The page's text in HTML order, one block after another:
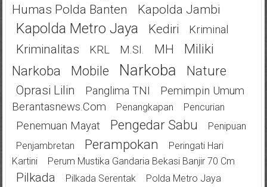
Humas Polda Banten
Kapolda Jambi
Kapolda Metro Jaya Kediri Kriminal
Kriminalitas KRL M.SI. MH
Miliki
Narkoba
Mobile Narkoba Nature
Oprasi Lilin Panglima TNI
Pemimpin Umum
Berantasnews.com
Penangkapan Pencurian
Penemuan Mayat Pengedar Sabu
Penipuan
Penjambretan
Perampokan
Peringati Hari
Kartini
Perum Mustika Gandaria Bekasi Banjir 70 Cm
Pilkada Pilkada Serentak Polda Metro Jaya